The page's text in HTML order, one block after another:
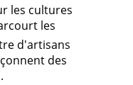
les cultures
les
d'artisans
des